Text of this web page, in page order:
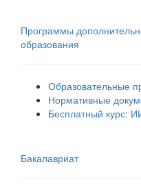
Программы
образования
Образовательные
Нормативные
Бесплатный курс:
Бакалавриат